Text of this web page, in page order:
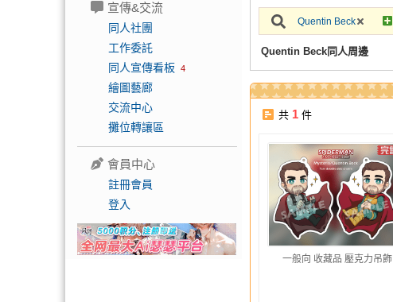
宣傳&交流
同人社團
工作委託
同人宣傳看板 4
繪圖藝廊
交流中心
攤位轉讓區
會員中心
註冊會員
登入
Quentin Beck
Quentin Beck同人周邊
共 1 件
一般向 收藏品 壓克力吊飾